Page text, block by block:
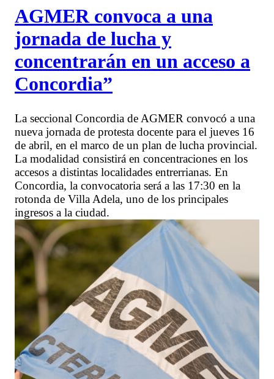
AGMER convoca a una
jornada de lucha y
concentrarán en un acceso a
Concordia”
La seccional Concordia de AGMER convocó a una
nueva jornada de protesta docente para el jueves 16
de abril, en el marco de un plan de lucha provincial.
La modalidad consistirá en concentraciones en los
accesos a distintas localidades entrerrianas. En
Concordia, la convocatoria será a las 17:30 en la
rotonda de Villa Adela, uno de los principales
ingresos a la ciudad.